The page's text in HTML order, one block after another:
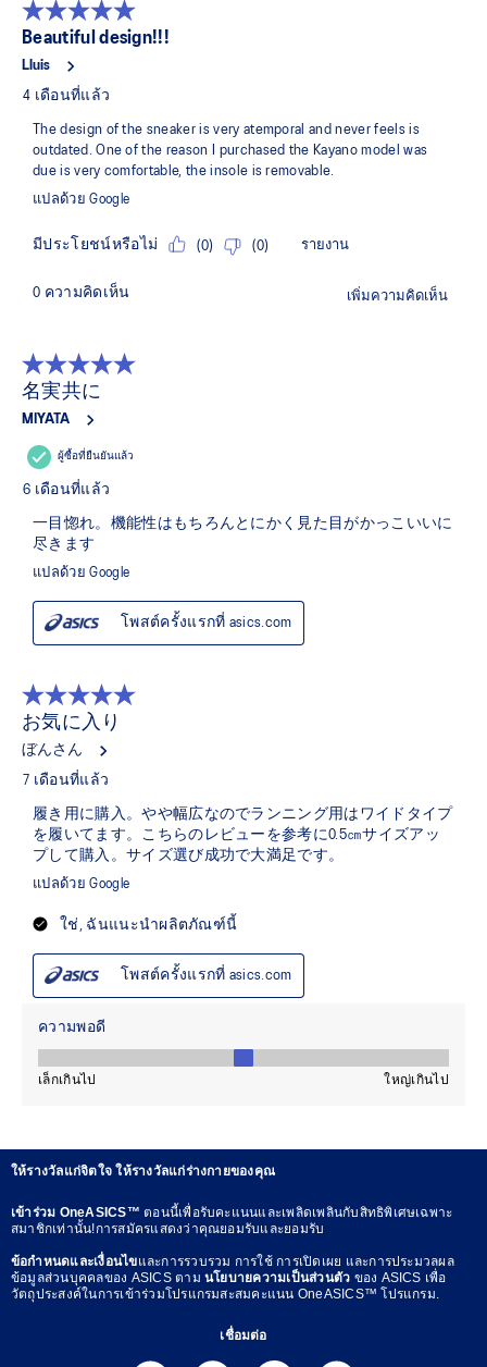
ให้รางวัลแก่จิตใจ ให้รางวัลแก่ร่างกายของคุณ
เข้าร่วม OneASICS™ตอนนี้เพื่อรับคะแนนและเพลิดเพลินกับสิทธิพิเศษเฉพาะ
สมาชิกเท่านั้น!การสมัครแสดงว่าคุณยอมรับและยอมรับ
ข้อกำหนดและเงื่อนไขและการรวบรวม การใช้ การเปิดเผย และการประมวลผล
ข้อมูลส่วนบุคคลของ ASICS ตาม นโยบายความเป็นส่วนตัว ของ ASICS เพื่อ
วัตถุประสงค์ในการเข้าร่วมโปรแกรมสะสมคะแนน OneASICS™ โปรแกรม.
เชื่อมต่อ